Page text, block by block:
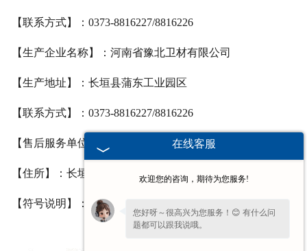
【联系方式】：0373-8816227/8816226
【生产企业名称】：河南省豫北卫材有限公司
【生产地址】：长垣县蒲东工业园区
【联系方式】：0373-8816227/8816226
【售后服务单位】：河南省豫北卫材有限公司
【住所】：长垣县蒲东工业园区
【符号说明】：
在线客服
欢迎您的咨询，期待为您服务!
您好呀～很高兴为您服务！😊 有什么问
题都可以跟我说哦。